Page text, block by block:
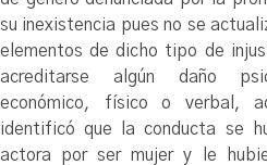
su inexistencia pues no se
elementos de dicho tipo de
acreditarse algún daño
económico, físico o verbal,
identificó que la conducta se
actora por ser mujer y le